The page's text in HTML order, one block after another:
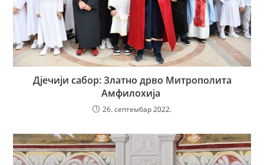
Дјечији сабор: Златно дрво Митрополита
Амфилохија
26. септембар 2022.